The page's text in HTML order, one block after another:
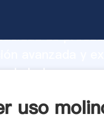
de
de bolas para
uso